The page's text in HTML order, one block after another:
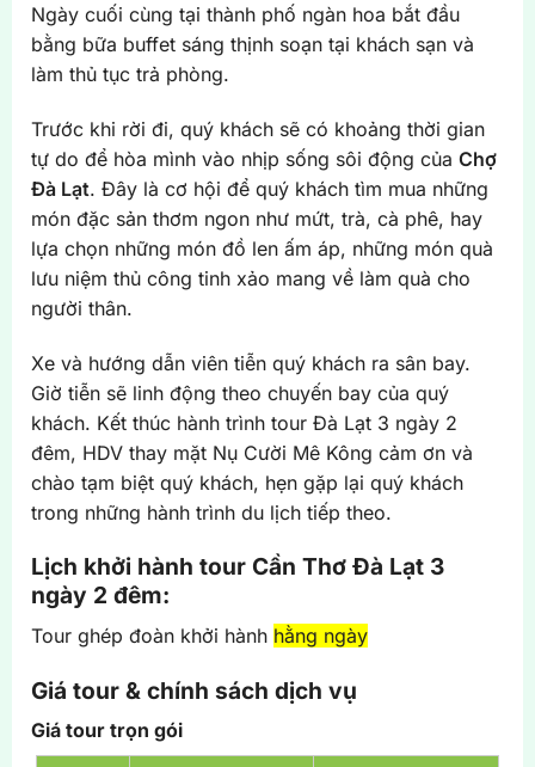
Ngày cuối cùng tại thành phố ngàn hoa bắt đầu
bằng bữa buffet sáng thịnh soạn tại khách sạn và
làm thủ tục trả phòng.
Trước khi rời đi, quý khách sẽ có khoảng thời gian
tự do để hòa mình vào nhịp sống sôi động của Chợ
Đà Lạt. Đây là cơ hội để quý khách tìm mua những
món đặc sản thơm ngon như mứt, trà, cà phê, hay
lựa chọn những món đồ len ấm áp, những món quà
lưu niệm thủ công tinh xảo mang về làm quà cho
người thân.
Xe và hướng dẫn viên tiễn quý khách ra sân bay.
Giờ tiễn sẽ linh động theo chuyến bay của quý
khách. Kết thúc hành trình tour Đà Lạt 3 ngày 2
đêm, HDV thay mặt Nụ Cười Mê Kông cảm ơn và
chào tạm biệt quý khách, hẹn gặp lại quý khách
trong những hành trình du lịch tiếp theo.
Lịch khởi hành tour Cần Thơ Đà Lạt 3
ngày 2 đêm:
Tour ghép đoàn khởi hành hằng ngày
Giá tour & chính sách dịch vụ
Giá tour trọn gói